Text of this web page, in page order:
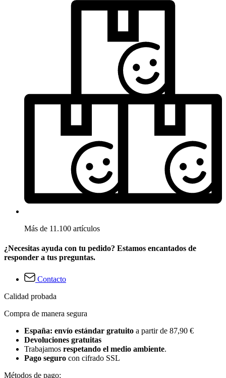
Más de 11.100 artículos
¿Necesitas ayuda con tu pedido? Estamos encantados de
responder a tus preguntas.
Contacto
Calidad probada
Compra de manera segura
España: envío estándar gratuito a partir de 87,90 €
Devoluciones gratuitas
Trabajamos respetando el medio ambiente.
Pago seguro con cifrado SSL
Métodos de pago: